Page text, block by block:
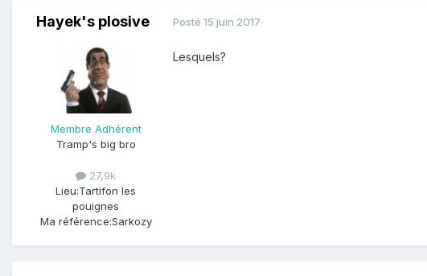
Hayek's plosive
Membre Adhérent
Tramp's big bro
27,9k
Lieu:Tartifon les
pouignes
Ma référence:Sarkozy
Posté 15 juin 2017
Lesquels?